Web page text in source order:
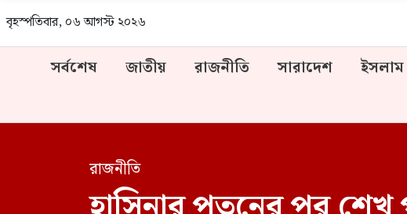
বৃহস্পতিবার, ০৬ আগস্ট ২০২৬
সর্বশেষ জাতীয় রাজনীতি সারাদেশ
রাজনীতি